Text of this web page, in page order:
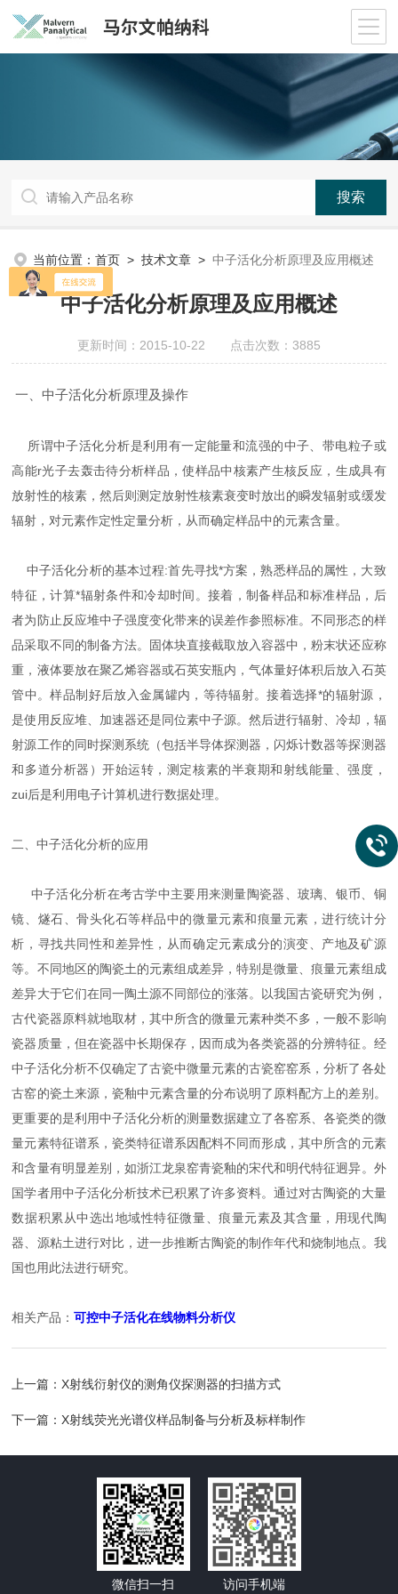
当前位置：首页 >技术文章 >中子活化分析原理及应用概述
中子活化分析原理及应用概述
更新时间：2015-10-22 点击次数：3885
一、中子活化分析原理及操作
所谓中子活化分析是利用有一定能量和流强的中子、带电粒子或
高能r光子去轰击待分析样品，使样品中核素产生核反应，生成具有
放射性的核素，然后则测定放射性核素衰变时放出的瞬发辐射或缓发
辐射，对元素作定性定量分析，从而确定样品中的元素含量。
中子活化分析的基本过程:首先寻找*方案，熟悉样品的属性，大致
特征，计算*辐射条件和冷却时间。接着，制备样品和标准样品，后
者为防止反应堆中子强度变化带来的误差作参照标准。不同形态的样
品采取不同的制备方法。固体块直接截取放入容器中，粉末状还应称
重，液体要放在聚乙烯容器或石英安瓶内，气体量好体积后放入石英
管中。样品制好后放入金属罐内，等待辐射。接着选择*的辐射源，
是使用反应堆、加速器还是同位素中子源。然后进行辐射、冷却，辐
射源工作的同时探测系统（包括半导体探测器，闪烁计数器等探测器
和多道分析器）开始运转，测定核素的半衰期和射线能量、强度，
zui后是利用电子计算机进行数据处理。
二、中子活化分析的应用
中子活化分析在考古学中主要用来测量陶瓷器、玻璃、银币、铜
镜、燧石、骨头化石等样品中的微量元素和痕量元素，进行统计分
析，寻找共同性和差异性，从而确定元素成分的演变、产地及矿源
等。不同地区的陶瓷土的元素组成差异，特别是微量、痕量元素组成
差异大于它们在同一陶土源不同部位的涨落。以我国古瓷研究为例，
古代瓷器原料就地取材，其中所含的微量元素种类不多，一般不影响
瓷器质量，但在瓷器中长期保存，因而成为各类瓷器的分辨特征。经
中子活化分析不仅确定了古瓷中微量元素的古瓷窑窑系，分析了各处
古窑的瓷土来源，瓷釉中元素含量的分布说明了原料配方上的差别。
更重要的是利用中子活化分析的测量数据建立了各窑系、各瓷类的微
量元素特征谱系，瓷类特征谱系因配料不同而形成，其中所含的元素
和含量有明显差别，如浙江龙泉窑青瓷釉的宋代和明代特征迥异。外
国学者用中子活化分析技术已积累了许多资料。通过对古陶瓷的大量
数据积累从中选出地域性特征微量、痕量元素及其含量，用现代陶
器、源粘土进行对比，进一步推断古陶瓷的制作年代和烧制地点。我
国也用此法进行研究。
相关产品：可控中子活化在线物料分析仪
上一篇：X射线衍射仪的测角仪探测器的扫描方式
下一篇：X射线荧光光谱仪样品制备与分析及标样制作
微信扫一扫 访问手机端